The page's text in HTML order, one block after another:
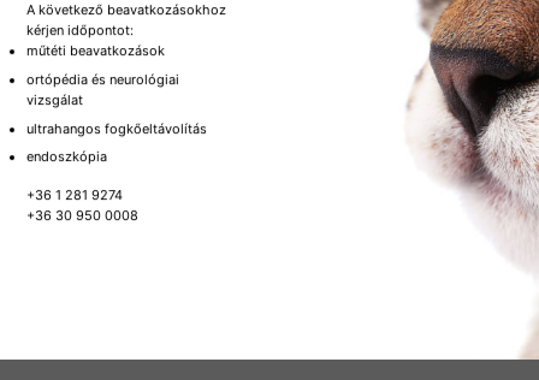
A következő beavatkozásokhoz
kérjen időpontot:
műtéti beavatkozások
ortópédia és neurológiai
vizsgálat
ultrahangos fogkőeltávolítás
endoszkópia
+36 1 281 9274
+36 30 950 0008